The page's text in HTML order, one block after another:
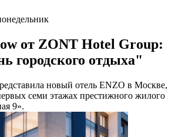
от ZONT Hotel Group:
городского отдыха"
новый отель ENZO в Москве,
семи этажах престижного жилого
9».